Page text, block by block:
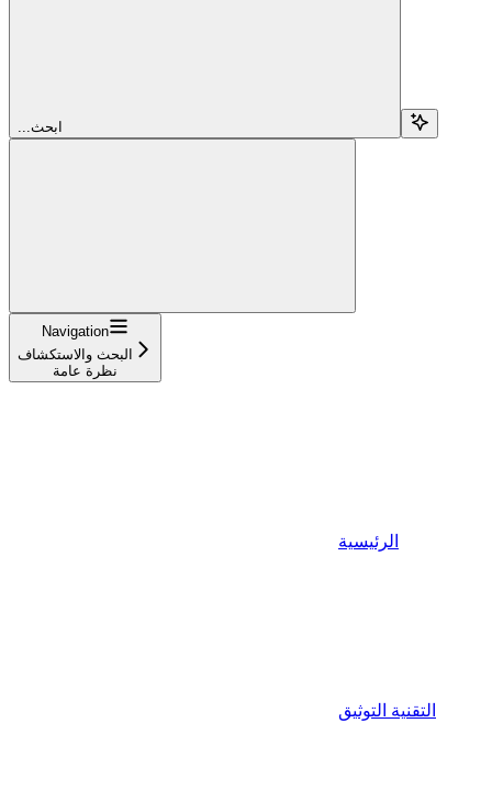
...ابحث
Navigation
البحث والاستكشاف
نظرة عامة
الرئيسية
التقنية التوثيق